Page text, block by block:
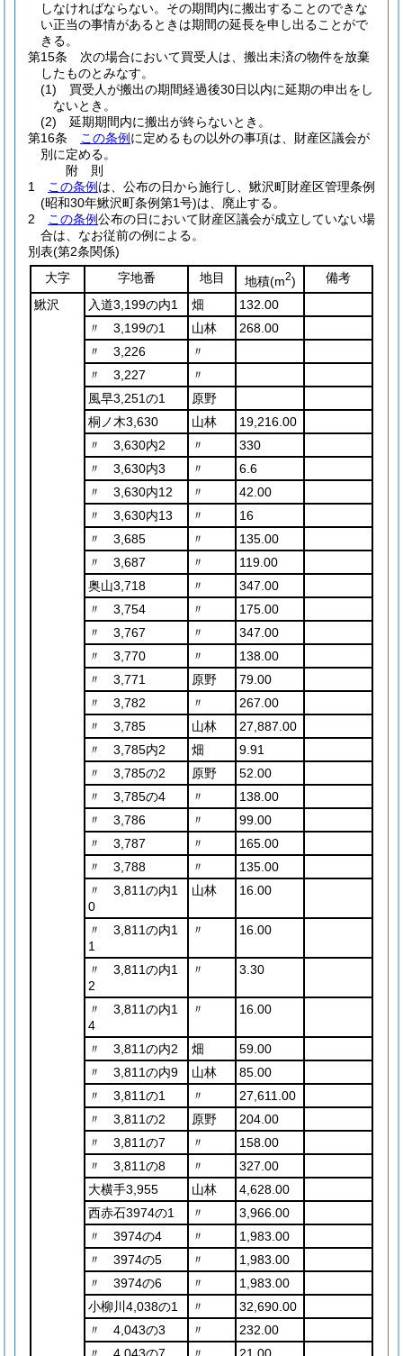
しなければならない。 その期間内に搬出することのできな
い正当の事情があるときは期間の延長を申し出ることがで
きる。
第15条
次の場合において買受人は、搬出未済の物件を放棄
したものとみなす。
(1)
買受人が搬出の期間経過後30日以内に延期の申出をし
ないとき。
(2)
延期期間内に搬出が終らないとき。
第16条
この条例 に定めるもの以外の事項は、財産区議会が
別に定める。
附 則
1
この条例 は、公布の日から施行し、鰍沢町財産区管理条例
(昭和30年鰍沢町条例第1号)は、廃止する。
2
この条例公布の日において財産区議会が成立していない場
合は、なお従前の例による。
別表(第2条関係)
大字
字地番 地目 地積(m2)
備考
鰍沢
入道3,199の内1 畑
132.00
〃 3,199の1
山林
268.00
〃 3,226
〃
〃 3,227
〃
風早3,251の1
原野
桐ノ木3,630
山林
19,216.00
〃 3,630内2
〃
330
〃 3,630内3
〃
6.6
〃 3,630内12
〃
42.00
〃 3,630内13
〃
16
〃 3,685
〃
135.00
〃 3,687
〃
119.00
奥山3,718
〃
347.00
〃 3,754
〃
175.00
〃 3,767
〃
347.00
〃 3,770
〃
138.00
〃 3,771
原野
79.00
〃 3,782
〃
267.00
〃 3,785
山林
27,887.00
〃 3,785内2
畑
9.91
〃 3,785の2
原野
52.00
〃 3,785の4
〃
138.00
〃 3,786
〃
99.00
〃 3,787
〃
165.00
〃 3,788
〃
135.00
〃 3,811の内1
0
山林 16.00
〃 3,811の内1
1
〃 16.00
〃 3,811の内1
2
〃 3.30
〃 3,811の内1
4
〃 16.00
〃 3,811の内2 畑
59.00
〃 3,811の内9
山林
85.00
〃 3,811の1
〃
27,611.00
〃 3,811の2
原野
204.00
〃 3,811の7
〃
158.00
〃 3,811の8
〃
327.00
大横手3,955
山林
4,628.00
西赤石3974の1
〃
3,966.00
〃 3974の4
〃
1,983.00
〃 3974の5
〃
1,983.00
〃 3974の6
〃
1,983.00
小柳川4,038の1
〃
32,690.00
〃 4,043の3
〃
232.00